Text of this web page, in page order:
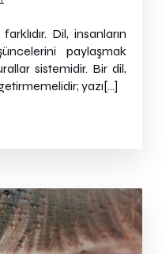
Dil, insanların
paylaşmak
sistemidir. Bir dil,
yazı[…]